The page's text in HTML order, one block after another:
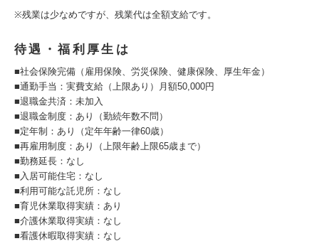
※残業は少なめですが、残業代は全額支給です。
待遇・福利厚生は
■社会保険完備（雇用保険、労災保険、健康保険、厚生年金）
■通勤手当：実費支給（上限あり）月額50,000円
■退職金共済：未加入
■退職金制度：あり（勤続年数不問）
■定年制：あり（定年年齢一律60歳）
■再雇用制度：あり（上限年齢上限65歳まで）
■勤務延長：なし
■入居可能住宅：なし
■利用可能な託児所：なし
■育児休業取得実績：あり
■介護休業取得実績：なし
■看護休暇取得実績：なし